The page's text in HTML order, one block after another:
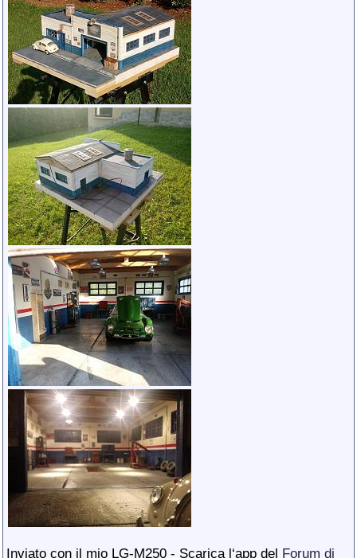
Inviato con il mio LG-M250 - Scarica l‘app del Forum di